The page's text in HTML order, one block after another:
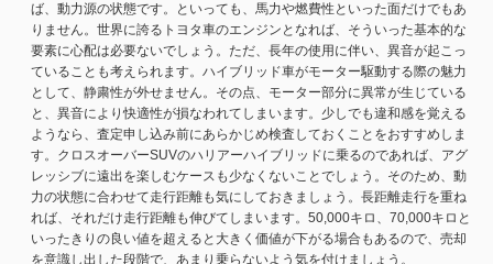
ば、動力源の状態です。といっても、馬力や燃費性といった面だけでもあ
りません。世界に誇るトヨタ車のエンジンとなれば、そういった基本的な
要素に心配は必要ないでしょう。ただ、長年の使用に伴い、異音が起こっ
ていることも考えられます。ハイブリッド車がモーター駆動する際の魅力
として、静粛性が外せません。その点、モーター部分に異常が生じている
と、異音により快適性が損なわれてしまいます。少しでも違和感を覚える
ようなら、査定申し込み前にあらかじめ検査しておくことをおすすめしま
す。クロスオーバーSUVのハリアーハイブリッドに乗るのであれば、アグ
レッシブに遠出を楽しむケースも少なくないことでしょう。そのため、動
力の状態に合わせて走行距離も気にしておきましょう。長距離走行を重ね
れば、それだけ走行距離も伸びてしまいます。50,000キロ、70,000キロと
いったきりの良い値を超えると大きく価値が下がる場合もあるので、売却
を意識し出した段階で、あまり乗らないよう気を付けましょう。